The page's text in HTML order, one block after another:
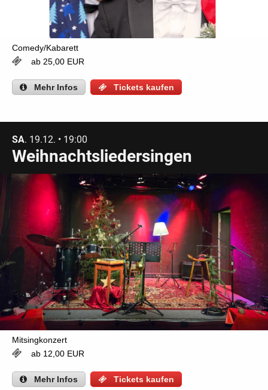
Comedy/Kabarett
ab 25,00 EUR
Mehr Infos Tickets kaufen
SA. 19.12. • 19:00
Weihnachtsliedersingen
Mitsingkonzert
ab 12,00 EUR
Mehr Infos Tickets kaufen